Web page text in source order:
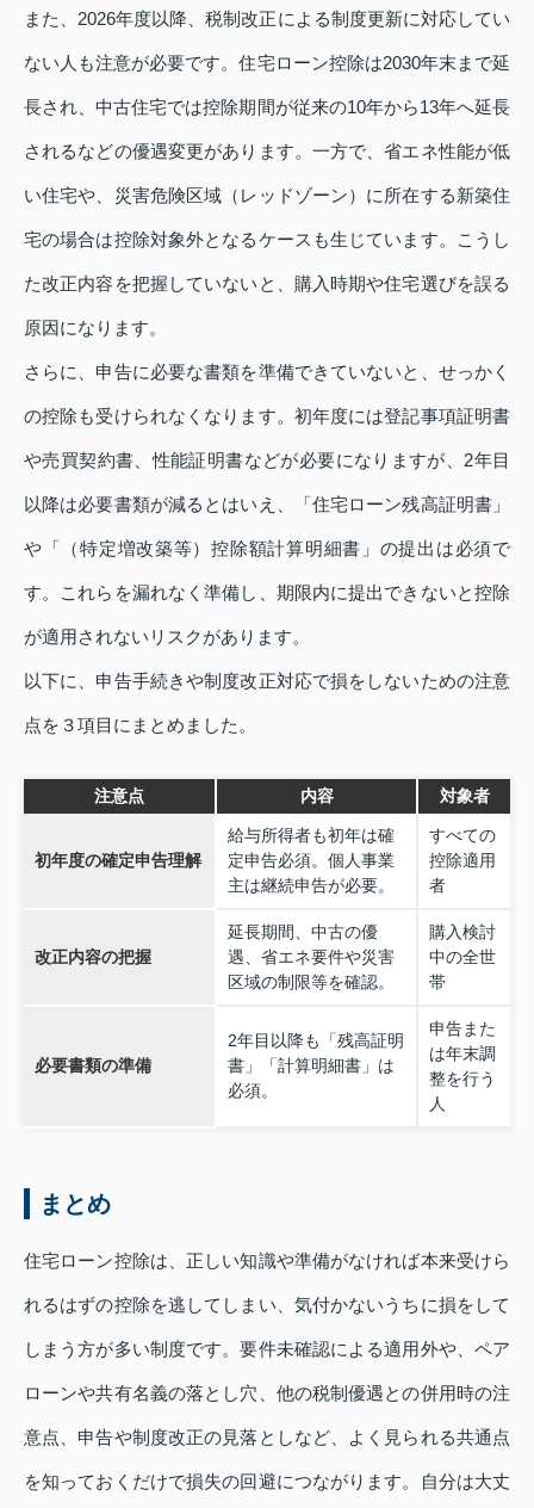
また、2026年度以降、税制改正による制度更新に対応してい
ない人も注意が必要です。住宅ローン控除は2030年末まで延
長され、中古住宅では控除期間が従来の10年から13年へ延長
されるなどの優遇変更があります。一方で、省エネ性能が低
い住宅や、災害危険区域（レッドゾーン）に所在する新築住
宅の場合は控除対象外となるケースも生じています。こうし
た改正内容を把握していないと、購入時期や住宅選びを誤る
原因になります。
さらに、申告に必要な書類を準備できていないと、せっかく
の控除も受けられなくなります。初年度には登記事項証明書
や売買契約書、性能証明書などが必要になりますが、2年目
以降は必要書類が減るとはいえ、「住宅ローン残高証明書」
や「（特定増改築等）控除額計算明細書」の提出は必須で
す。これらを漏れなく準備し、期限内に提出できないと控除
が適用されないリスクがあります。
以下に、申告手続きや制度改正対応で損をしないための注意
点を３項目にまとめました。
注意点 内容 対象者
初年度の確定申告理解
給与所得者も初年は確
定申告必須。個人事業
主は継続申告が必要。
すべての
控除適用
者
改正内容の把握
延長期間、中古の優
遇、省エネ要件や災害
区域の制限等を確認。
購入検討
中の全世
帯
必要書類の準備
2年目以降も「残高証明
書」「計算明細書」は
必須。
申告また
は年末調
整を行う
人
まとめ
住宅ローン控除は、正しい知識や準備がなければ本来受けら
れるはずの控除を逃してしまい、気付かないうちに損をして
しまう方が多い制度です。要件未確認による適用外や、ペア
ローンや共有名義の落とし穴、他の税制優遇との併用時の注
意点、申告や制度改正の見落としなど、よく見られる共通点
を知っておくだけで損失の回避につながります。自分は大丈